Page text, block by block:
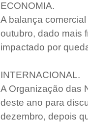
ECONOMIA.
A balança
outubro, dado mais
impactado por
INTERNACIONAL.
A Organização das
deste ano para
dezembro, depois